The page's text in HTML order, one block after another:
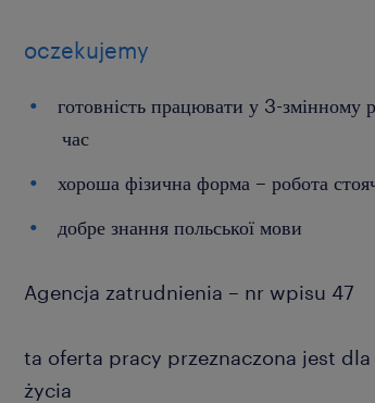
oczekujemy
готовність працювати у 3-змінному
час
хороша фізична форма – робота
добре знання польської мови
Agencja zatrudnienia – nr wpisu 47
ta oferta pracy przeznaczona jest
życia